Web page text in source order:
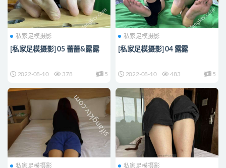
私家足模摄影
[私家足模摄影] 05 蕾蕾&露露
2022-08-10 378 5
私家足模摄影
[私家足模摄影] 04 露露
2022-08-10 483 5
私家足模摄影 私家足模摄影